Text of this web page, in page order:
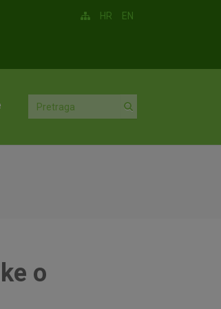
HR EN
o